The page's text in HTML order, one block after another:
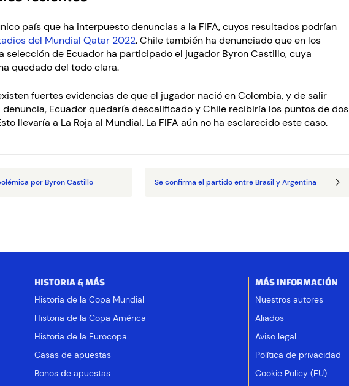
país que ha interpuesto denuncias a la FIFA, cuyos resultados podrían
del Mundial Qatar 2022. Chile también ha denunciado que en los
selección de Ecuador ha participado el jugador Byron Castillo, cuya
quedado del todo clara.
fuertes evidencias de que el jugador nació en Colombia, y de salir
Ecuador quedaría descalificado y Chile recibiría los puntos de dos
llevaría a La Roja al Mundial. La FIFA aún no ha esclarecido este caso.
por Byron Castillo Se confirma el partido entre Brasil y Argentina
HISTORIA & MÁS
Historia de la Copa Mundial
Historia de la Copa América
Historia de la Eurocopa
Casas de apuestas
Bonos de apuestas
MÁS INFORMACIÓN
Nuestros autores
Aliados
Aviso legal
Política de privacidad
Cookie Policy (EU)